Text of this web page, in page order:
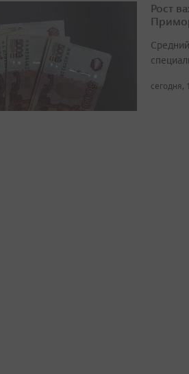
Рост
сегодня,